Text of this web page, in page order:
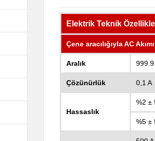
Elektrik Teknik
Çene aracılığıyla AC Akımı
Aralık 999.9
Çözünürlük 0,1 A
Hassaslık
%2 ±
%5 ±